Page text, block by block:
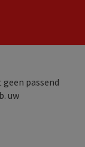
passend
uw